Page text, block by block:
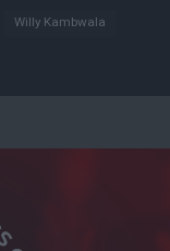
Willy Kambwala